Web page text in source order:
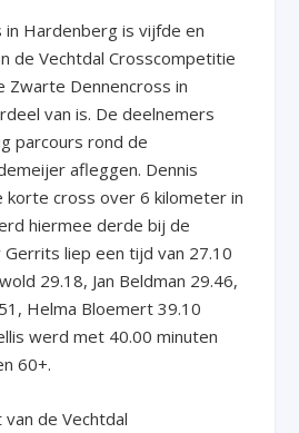
Hardenberg is vijfde en
de Vechtdal Crosscompetitie
Zwarte Dennencross in
van is. De deelnemers
parcours rond de
afleggen. Dennis
korte cross over 6 kilometer in
hiermee derde bij de
Gerrits liep een tijd van 27.10
29.18, Jan Beldman 29.46,
Helma Bloemert 39.10
werd met 40.00 minuten
60+.
de Vechtdal